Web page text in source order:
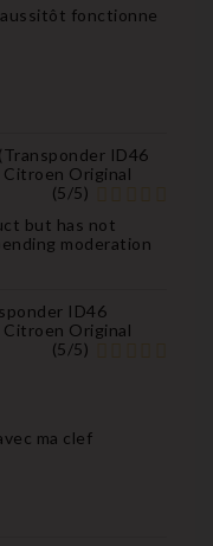
fonctionne
Transponder ID46
Citroen Original
(5/5)
but has not
moderation
ID46
Citroen Original
(5/5)
ma clef